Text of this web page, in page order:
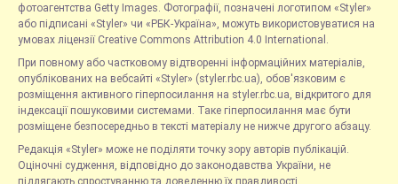
фотоагентства Getty Images. Фотографії, позначені логотипом «Styler»
або підписані «Styler» чи «РБК-Україна», можуть використовуватися на
умовах ліцензії Creative Commons Attribution 4.0 International.
При повному або частковому відтворенні інформаційних матеріалів,
опублікованих на вебсайті «Styler» (styler.rbc.ua), обов'язковим є
розміщення активного гіперпосилання на styler.rbc.ua, відкритого для
індексації пошуковими системами. Таке гіперпосилання має бути
розміщене безпосередньо в тексті матеріалу не нижче другого абзацу.
Редакція «Styler» може не поділяти точку зору авторів публікацій.
Оціночні судження, відповідно до законодавства України, не
підлягають спростуванню та доведенню їх правдивості.